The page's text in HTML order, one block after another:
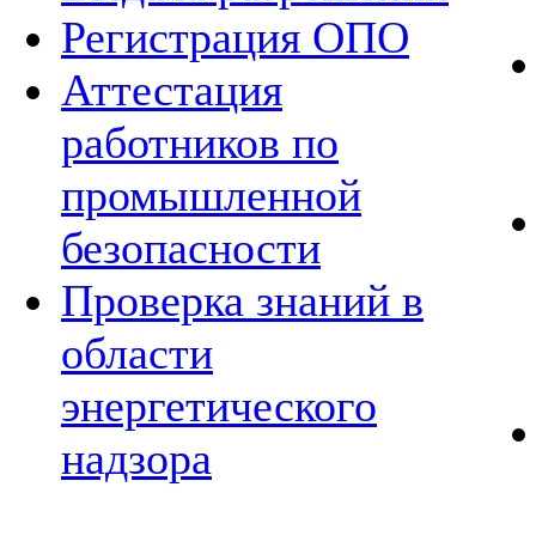
Регистрация ОПО
Аттестация
работников по
промышленной
безопасности
Проверка знаний в
области
энергетического
надзора